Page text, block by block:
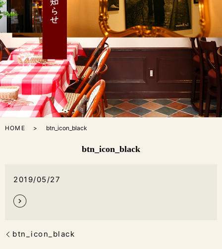
HOME btn_icon_black
btn_icon_black
2019/05/27
btn_icon_black